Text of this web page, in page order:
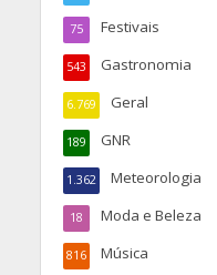
Festivais
75
Gastronomia
543
Geral
6.769
GNR
189
Meteorologia
1.362
Moda e Beleza
18
Música
816